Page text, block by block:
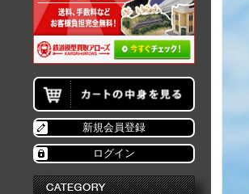
新規会員登録
ログイン